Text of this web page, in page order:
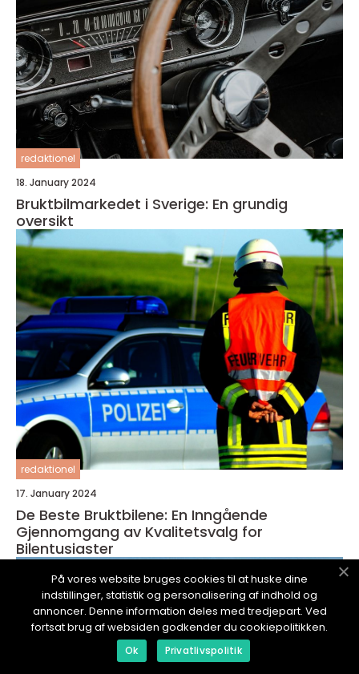
redaktionel
18. January 2024
Bruktbilmarkedet i Sverige: En grundig
oversikt
redaktionel
17. January 2024
De Beste Bruktbilene: En Inngående
Gjennomgang av Kvalitetsvalg for
Bilentusiaster
På vores website bruges cookies til at huske dine
indstillinger, statistik og personalisering af indhold og
annoncer. Denne information deles med tredjepart. Ved
fortsat brug af websiden godkender du cookiepolitikken.
Ok Privatlivspolitik